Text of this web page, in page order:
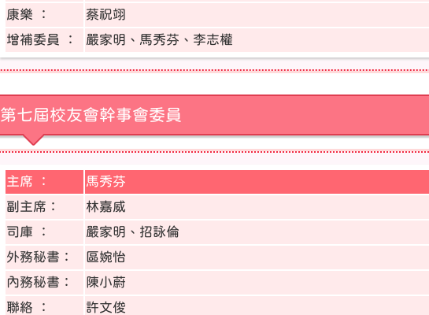
康樂 ：
蔡祝翊
增補委員 ：
嚴家明、馬秀芬、李志權
第七屆校友會幹事會委員
主席 ：
馬秀芬
副主席：
林嘉威
司庫 ：
嚴家明、招詠倫
外務秘書：
區婉怡
內務秘書：
陳小蔚
聯絡 ：
許文俊